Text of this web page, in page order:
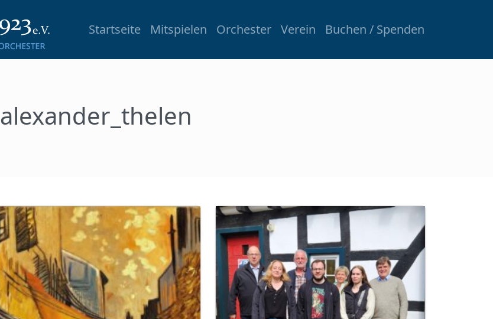
Startseite Mitspielen Orchester Verein Buchen / Spenden
alexander_thelen